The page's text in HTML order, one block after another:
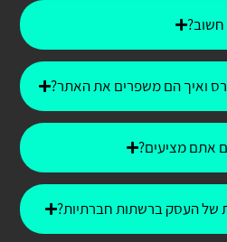
חשוב?
ואיך הם משפרים את האתר?
אתם מציעים?
של העסק ברשתות חברתיות?